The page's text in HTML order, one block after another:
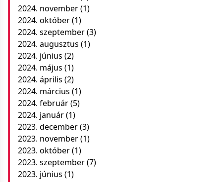
2024. november(1)
2024. október(1)
2024. szeptember(3)
2024. augusztus (1)
2024. június (2)
2024. május (1)
2024. április (2)
2024. március (1)
2024. február(5)
2024. január(1)
2023. december(3)
2023. november(1)
2023. október(1)
2023. szeptember(7)
2023. június (1)